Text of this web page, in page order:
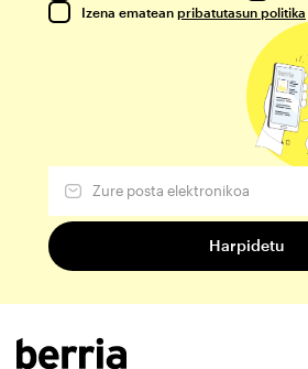
Izena ematean pribatutasun politika